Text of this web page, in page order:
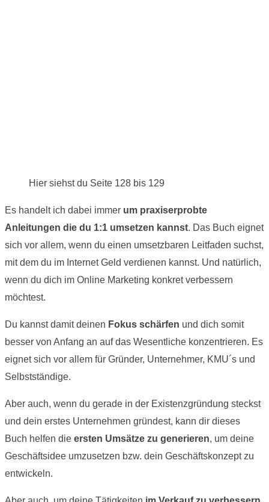
Hier siehst du Seite 128 bis 129
Es handelt ich dabei immer um praxiserprobte
Anleitungen die du 1:1 umsetzen kannst. Das Buch eignet
sich vor allem, wenn du einen umsetzbaren Leitfaden suchst,
mit dem du im Internet Geld verdienen kannst. Und natürlich,
wenn du dich im Online Marketing konkret verbessern
möchtest.
Du kannst damit deinen Fokus schärfen und dich somit
besser von Anfang an auf das Wesentliche konzentrieren. Es
eignet sich vor allem für Gründer, Unternehmer, KMU´s und
Selbstständige.
Aber auch, wenn du gerade in der Existenzgründung steckst
und dein erstes Unternehmen gründest, kann dir dieses
Buch helfen die ersten Umsätze zu generieren, um deine
Geschäftsidee umzusetzen bzw. dein Geschäftskonzept zu
entwickeln.